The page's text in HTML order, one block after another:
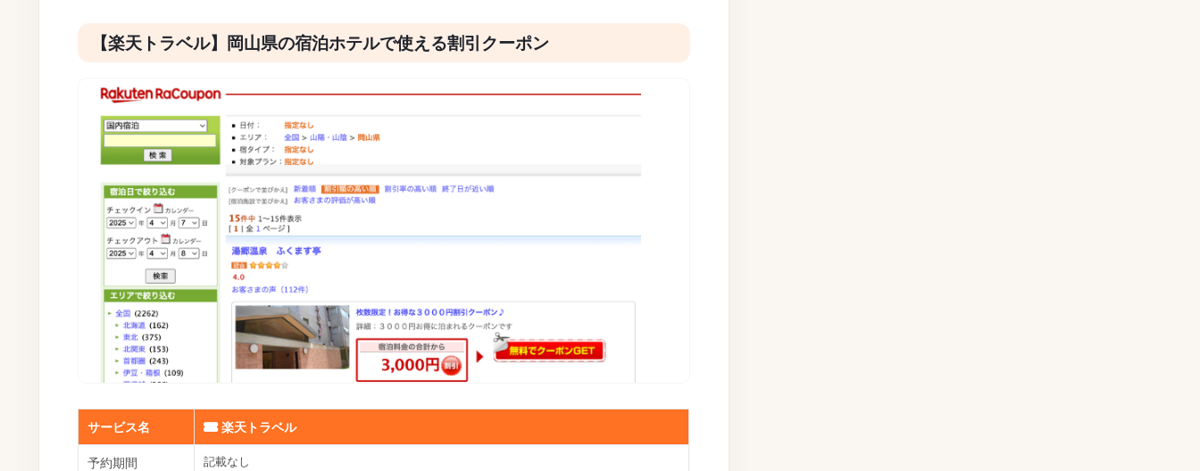
【楽天トラベル】岡山県の宿泊ホテルで使える割引クーポン
サービス名 楽天トラベル
予約期間 記載なし